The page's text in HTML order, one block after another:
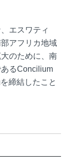
エスワティ
アフリカ地域
のために、南
るConcilium
締結したこと